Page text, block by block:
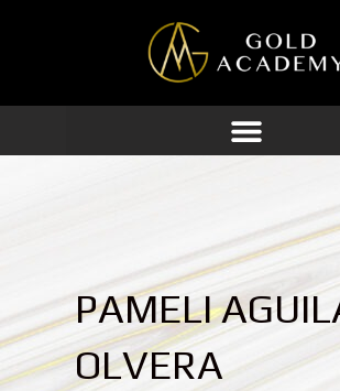
contenido
PAMELI
OLVERA